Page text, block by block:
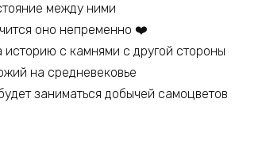
между ними
оно непременно ‍❤️‍
историю с камнями с другой стороны
на средневековье
заниматься добычей самоцветов